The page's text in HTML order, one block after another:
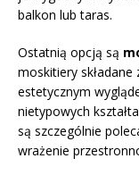
balkon lub taras.
Ostatnią opcją są
moskitiery
estetycznym
nietypowych
są szczególnie
wrażenie